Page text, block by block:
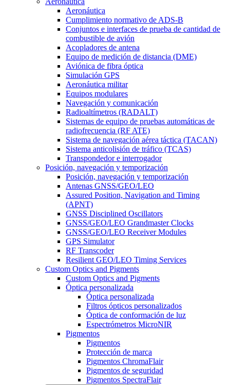
Aeronáutica
Cumplimiento normativo de ADS-B
Conjuntos e interfaces de prueba de cantidad de
combustible de avión
Acopladores de antena
Equipo de medición de distancia (DME)
Aviónica de fibra óptica
Simulación GPS
Aeronáutica militar
Equipos modulares
Navegación y comunicación
Radioaltímetros (RADALT)
Sistemas de equipo de pruebas automáticas de
radiofrecuencia (RF ATE)
Sistema de navegación aérea táctica (TACAN)
Sistema anticolisión de tráfico (TCAS)
Transpondedor e interrogador
Posición, navegación y temporización
Posición, navegación y temporización
Antenas GNSS/GEO/LEO
Assured Position, Navigation and Timing
(APNT)
GNSS Disciplined Oscillators
GNSS/GEO/LEO Grandmaster Clocks
GNSS/GEO/LEO Receiver Modules
GPS Simulator
RF Transcoder
Resilient GEO/LEO Timing Services
Custom Optics and Pigments
Custom Optics and Pigments
Óptica personalizada
Óptica personalizada
Filtros ópticos personalizados
Óptica de conformación de luz
Espectrómetros MicroNIR
Pigmentos
Pigmentos
Protección de marca
Pigmentos ChromaFlair
Pigmentos de seguridad
Pigmentos SpectraFlair